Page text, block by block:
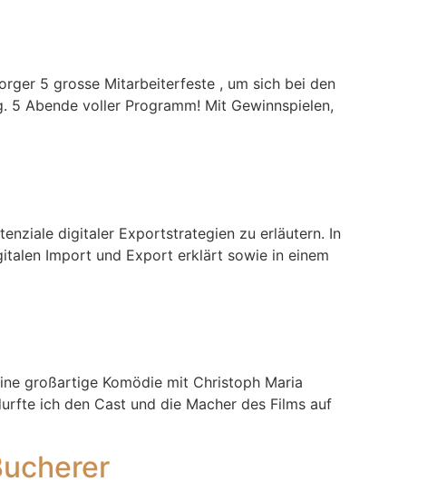
5 grosse Mitarbeiterfeste , um sich bei den
Abende voller Programm! Mit Gewinnspielen,
digitaler Exportstrategien zu erläutern. In
Import und Export erklärt sowie in einem
großartige Komödie mit Christoph Maria
ich den Cast und die Macher des Films auf